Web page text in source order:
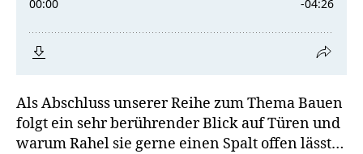
Als Abschluss unserer Reihe zum Thema Bauen
folgt ein sehr berührender Blick auf Türen und
warum Rahel sie gerne einen Spalt offen lässt…